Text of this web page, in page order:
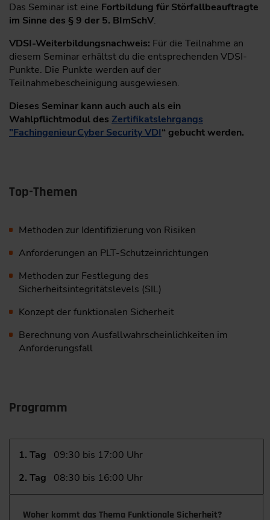
Das Seminar ist eine Fortbildung für Störfallbeauftragte
im Sinne des § 9 der 5. BImSchV.
VDSI-Weiterbildungsnachweis: Für die Teilnahme an
diesem Seminar erhältst du die entsprechenden VDSI-
Punkte. Die Punkte werden auf der
Teilnahmebescheinigung ausgewiesen.
Dieses Seminar kann auch auch als ein
Wahlpflichtmodul des Zertifikatslehrgangs
"Fachingenieur Cyber Security VDI“ gebucht werden.
Top-Themen
Methoden zur Identifizierung von Risiken
Anforderungen an PLT-Schutzeinrichtungen
Methoden zur Festlegung des
Sicherheitsintegritätslevels (SIL)
Konzept der funktionalen Sicherheit
Berechnung von Ausfallwahrscheinlichkeiten im
Anforderungsfall
Programm
1. Tag
09:30 bis 17:00 Uhr
2. Tag
08:30 bis 16:00 Uhr
Woher kommt das Thema Funktionale Sicherheit?